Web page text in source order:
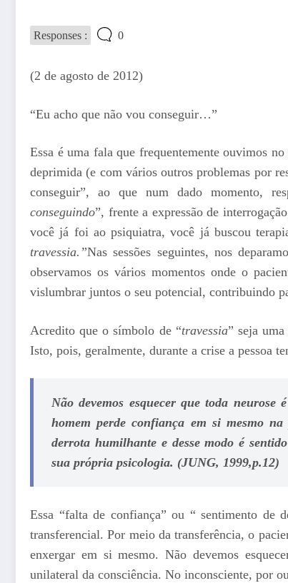
Responses : 0
(2 de agosto de 2012)
“Eu acho que não vou conseguir…”
Essa é uma fala que frequentemente ouvimos
deprimida (e com vários outros problemas por
conseguir”, ao que num dado momento,
conseguindo”, frente a expressão de
você já foi ao psiquiatra, você já buscou
travessia.”Nas sessões seguintes, nos
observamos os vários momentos onde o
vislumbrar juntos o seu potencial, contribuindo
Acredito que o símbolo de “travessia” seja
Isto, pois, geralmente, durante a crise a pessoa
Não devemos esquecer que toda neurose
homem perde confiança em si mesmo
derrota humilhante e desse modo é
sua própria psi­cologia. (JUNG, 1999,p.12)
Essa “falta de confiança” ou “ sentimento de
transferencial. Por meio da transferência, o
enxergar em si mesmo. Não devemos
unilateral da consciência. No inconsciente, por